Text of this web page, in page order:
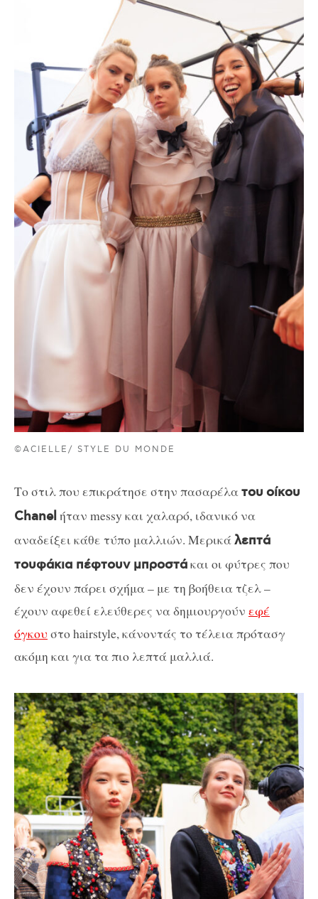
©ACIELLE/ STYLE DU MONDE
Το στιλ που επικράτησε στην πασαρέλατου οίκου
Chanelήταν messy και χαλαρό, ιδανικό να
αναδείξει κάθε τύπο μαλλιών. Μερικάλεπτά
τουφάκια πέφτουν μπροστάκαι οι φύτρες που
δεν έχουν πάρει σχήμα – με τη βοήθεια τζελ –
έχουν αφεθεί ελεύθερες να δημιουργούν εφέ
όγκου στο hairstyle, κάνοντάς το τέλεια πρότασγ
ακόμη και για τα πιο λεπτά μαλλιά.